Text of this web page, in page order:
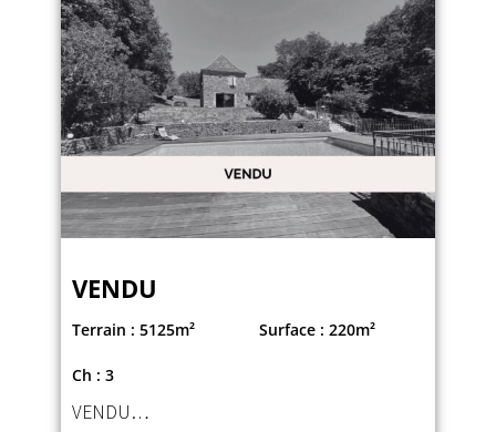
VENDU
Terrain : 5125m² Surface : 220m²
Ch : 3
VENDU…